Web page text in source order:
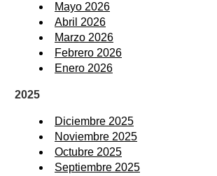
Mayo 2026
Abril 2026
Marzo 2026
Febrero 2026
Enero 2026
2025
Diciembre 2025
Noviembre 2025
Octubre 2025
Septiembre 2025